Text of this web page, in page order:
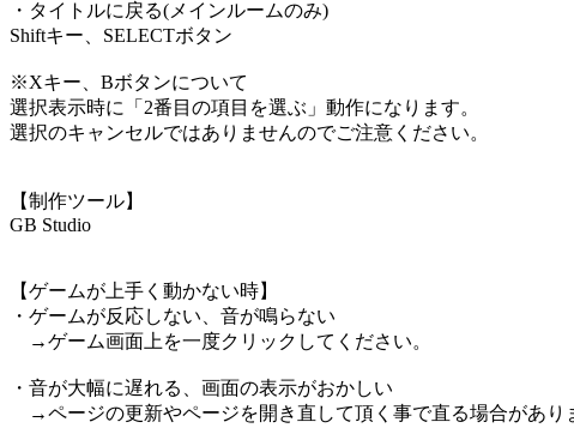
・タイトルに戻る(メインルームのみ)
Shiftキー、SELECTボタン
※Xキー、Bボタンについて
選択表示時に「2番目の項目を選ぶ」動作になります。
選択のキャンセルではありませんのでご注意ください。
【制作ツール】
GB Studio
【ゲームが上手く動かない時】
・ゲームが反応しない、音が鳴らない
→ゲーム画面上を一度クリックしてください。
・音が大幅に遅れる、画面の表示がおかしい
→ページの更新やページを開き直して頂く事で直る場合があり